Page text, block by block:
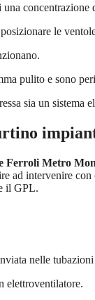
le
pulito e sono
sia un sistema
Ferroli Metro
ad intervenire
il GPL.
nelle
elettroventilatore.